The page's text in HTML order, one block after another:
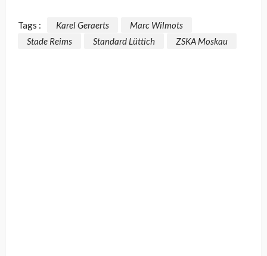
Tags : Karel Geraerts
Marc Wilmots
Stade Reims
Standard Lüttich ZSKA Moskau